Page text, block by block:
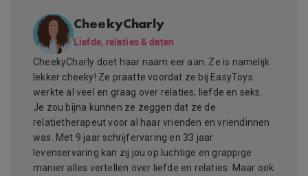
CheekyCharly
Liefde, relaties & daten
CheekyCharly doet haar naam eer aan. Ze is namelijk
lekker cheeky! Ze praatte voordat ze bij EasyToys
werkte al veel en graag over relaties, liefde en seks.
Je zou bijna kunnen ze zeggen dat ze de
relatietherapeut voor al haar vrienden en vriendinnen
was. Met 9 jaar schrijfervaring en 33 jaar
levenservaring kan zij jou op luchtige en grappige
manier alles vertellen over liefde en relaties. Maar ook